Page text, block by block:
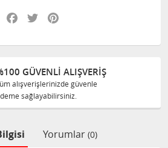
Facebook
Twitter
GÜVENLİ ALIŞVERİŞ
alışverişlerinizde güvenle
sağlayabilirsiniz.
Yorumlar (0)